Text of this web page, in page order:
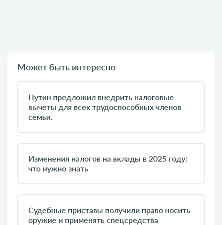
Может быть интересно
Путин предложил внедрить налоговые
вычеты для всех трудоспособных членов
семьи.
Изменения налогов на вклады в 2025 году:
что нужно знать
Судебные приставы получили право носить
оружие и применять спецсредства